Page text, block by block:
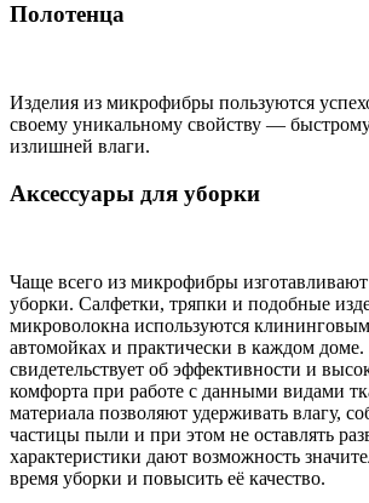
Полотенца
Изделия из микрофибры пользуются
своему уникальному свойству —
излишней влаги.
Аксессуары для уборки
Чаще всего из микрофибры изготавливают
уборки. Салфетки, тряпки и подобные
микроволокна используются
автомойках и практически в каждом
свидетельствует об эффективности и
комфорта при работе с данными видами
материала позволяют удерживать влагу,
частицы пыли и при этом не оставлять
характеристики дают возможность
время уборки и повысить её качество.